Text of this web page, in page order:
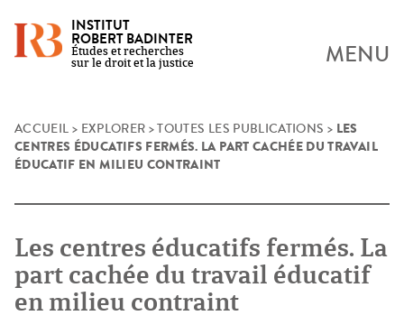
Skip
content
INSTITUT
ROBERT BADINTER
Études et recherches
sur le droit et la justice
MENU
ACCUEIL > EXPLORER >TOUTES LES PUBLICATIONS > LES
CENTRES ÉDUCATIFS FERMÉS. LA PART CACHÉE DU TRAVAIL
ÉDUCATIF EN MILIEU CONTRAINT
Les centres éducatifs fermés. La
part cachée du travail éducatif
en milieu contraint